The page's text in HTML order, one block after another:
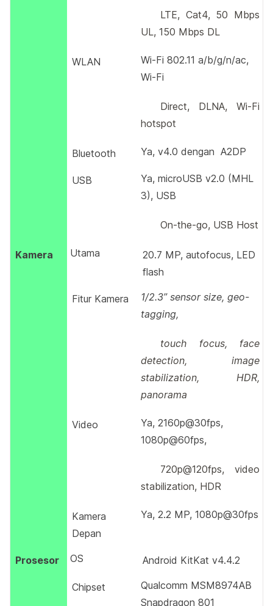
LTE, Cat4, 50 Mbps
UL, 150 Mbps DL
WLAN
Wi-Fi 802.11 a/b/g/n/ac,
Wi-Fi
Direct, DLNA, Wi-Fi
hotspot
Bluetooth Ya, v4.0 dengan A2DP
USB
Ya, microUSB v2.0 (MHL
3), USB
On-the-go, USB Host
Kamera Utama
20.7 MP, autofocus, LED
flash
Fitur Kamera
1/2.3” sensor size, geo-
tagging,
touch focus, face
detection, image
stabilization, HDR,
panorama
Video
Ya, 2160p@30fps,
1080p@60fps,
720p@120fps, video
stabilization, HDR
Kamera
Depan
Ya, 2.2 MP, 1080p@30fps
Prosesor OS Android KitKat v4.4.2
Chipset
Qualcomm MSM8974AB
Snapdragon 801